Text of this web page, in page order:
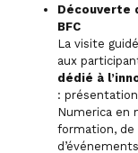
Découverte
BFC
La visite
aux
dédié à
:
Numerica en
formation,